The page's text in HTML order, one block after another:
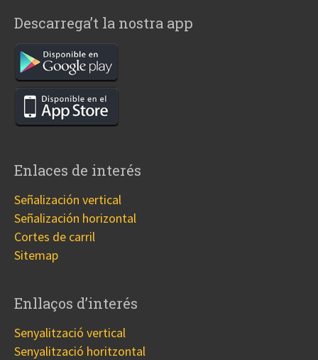
Descarrega’t la nostra app
Enlaces de interés
Señalización vertical
Señalización horizontal
Cortes de carril
Sitemap
Enllaços d’interés
Senyalització vertical
Senyalització horitzontal